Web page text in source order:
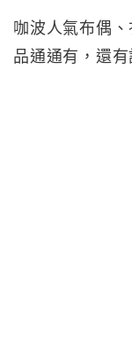
咖波人氣布偶
品通通有，還